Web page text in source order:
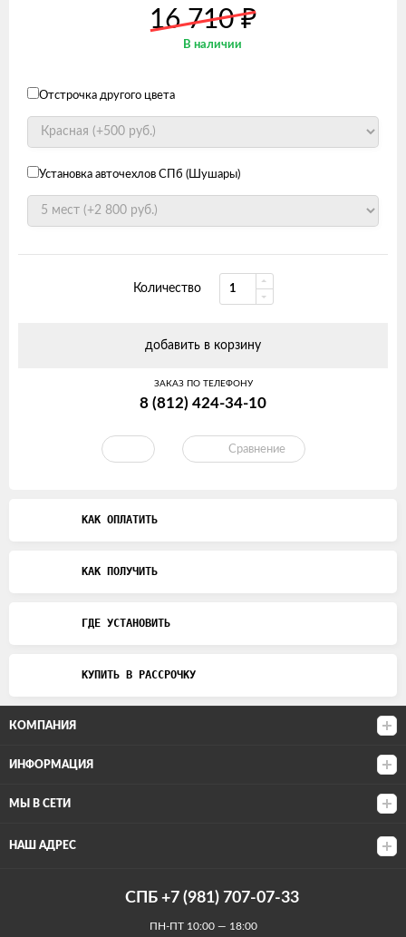
16 710₽
В наличии
Отстрочка другого цвета
Установка авточехлов СПб (Шушары)
Количество
добавить в корзину
ЗАКАЗ ПО ТЕЛЕФОНУ
8 (812) 424-34-10
Сравнение
КАК ОПЛАТИТЬ
КАК ПОЛУЧИТЬ
ГДЕ УСТАНОВИТЬ
КУПИТЬ В РАССРОЧКУ
КОМПАНИЯ
ИНФОРМАЦИЯ
МЫ В СЕТИ
НАШ АДРЕС
СПБ +7 (981) 707-07-33
ПН-ПТ 10:00 — 18:00